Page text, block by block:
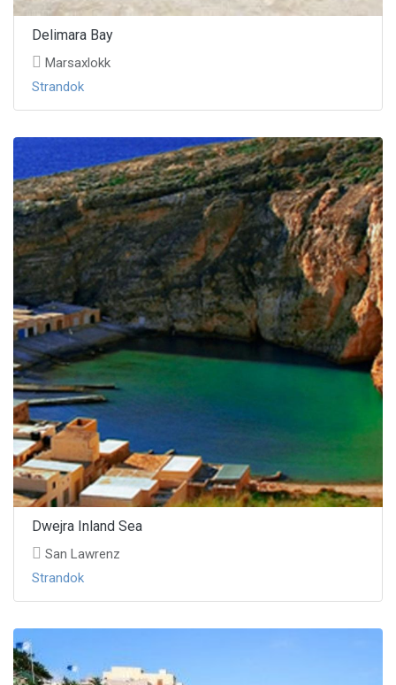
Delimara Bay
Marsaxlokk
Strandok
Dwejra Inland Sea
San Lawrenz
Strandok